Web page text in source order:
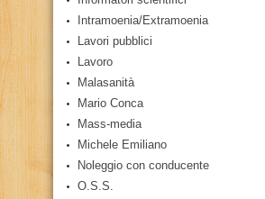
Intramoenia/Extramoenia
Lavori pubblici
Lavoro
Malasanità
Mario Conca
Mass-media
Michele Emiliano
Noleggio con conducente
O.S.S.